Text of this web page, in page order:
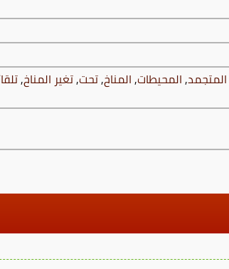
المتجمد,المحيطات,المناخ,تحت,تغير المناخ,